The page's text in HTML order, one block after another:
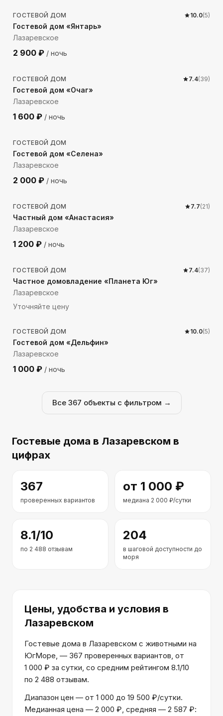
ГОСТЕВОЙ ДОМ 10.0(5)
Гостевой дом «Янтарь»
Лазаревское
2 900 ₽ / ночь
177 м до моря
ГОСТЕВОЙ ДОМ 7.4(39)
Гостевой дом «Очаг»
Лазаревское
1 600 ₽ / ночь
167м до моря
ГОСТЕВОЙ ДОМ
Гостевой дом «Селена»
Лазаревское
2 000 ₽ / ночь
456м до моря
ГОСТЕВОЙ ДОМ 7.7(21)
Частный дом «Анастасия»
Лазаревское
1 200 ₽ / ночь
694 м до моря
ГОСТЕВОЙ ДОМ 7.4(37)
Частное домовладение «Планета Юг»
Лазаревское
Уточняйте цену
540м до моря
ГОСТЕВОЙ ДОМ 10.0(5)
Гостевой дом «Дельфин»
Лазаревское
1 000 ₽ / ночь
Все 367 объекты с фильтром →
Гостевые дома в Лазаревском в
цифрах
367
проверенных вариантов
от 1 000 ₽
медиана 2 000 ₽/сутки
8.1/10
по 2 488 отзывам
204
в шаговой доступности до
моря
Цены, удобства и условия в
Лазаревском
Гостевые дома в Лазаревском с животными на
ЮгМоре, — 367 проверенных вариантов, от
1 000 ₽ за сутки, со средним рейтингом 8.1/10
по 2 488 отзывам.
Диапазон цен — от 1 000 до 19 500 ₽/сутки.
Медианная цена — 2 000 ₽, средняя — 2 587 ₽: